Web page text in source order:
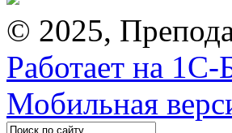
© 2025,
Работает на
Мобильная